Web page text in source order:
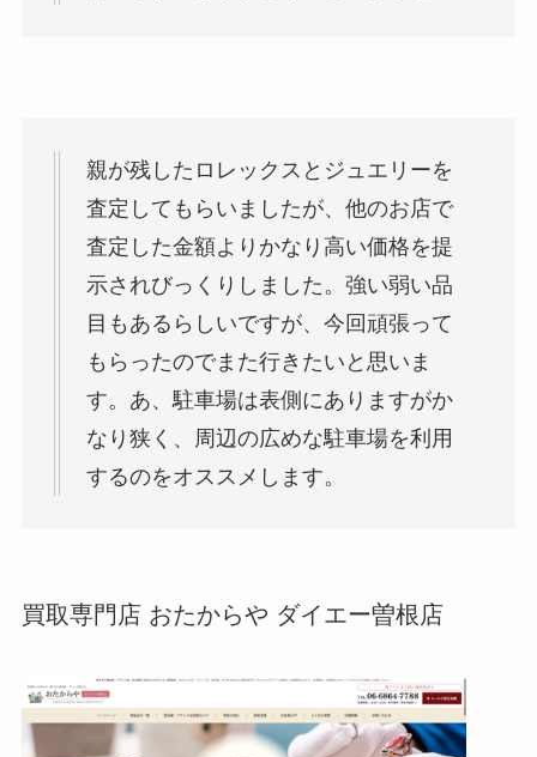
親が残したロレックスとジュエリーを
査定してもらいましたが、他のお店で
査定した金額よりかなり高い価格を提
示されびっくりしました。強い弱い品
目もあるらしいですが、今回頑張って
もらったのでまた行きたいと思いま
す。あ、駐車場は表側にありますがか
なり狭く、周辺の広めな駐車場を利用
するのをオススメします。
買取専門店 おたからや ダイエー曽根店